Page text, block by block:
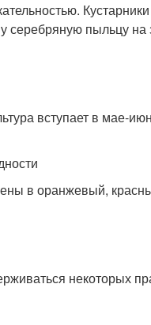
пыльцу на
вступает в мае-
в оранжевый,
некоторых